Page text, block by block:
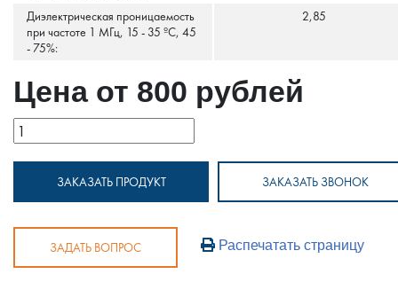
Диэлектрическая проницаемость
при частоте 1 МГц, 15 - 35 ºC, 45
- 75%:
2,85
Цена от 800 рублей
ЗАКАЗАТЬ ПРОДУКТ ЗАКАЗАТЬ ЗВОНОК
ЗАДАТЬ ВОПРОС Распечатать страницу